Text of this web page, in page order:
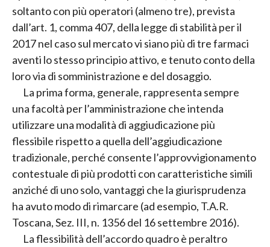
soltanto con più operatori (almeno tre), prevista
dall’art. 1, comma 407, della legge di stabilità per il
2017 nel caso sul mercato vi siano più di tre farmaci
aventi lo stesso principio attivo, e tenuto conto della
loro via di somministrazione e del dosaggio.
La prima forma, generale, rappresenta sempre
una facoltà per l’amministrazione che intenda
utilizzare una modalità di aggiudicazione più
flessibile rispetto a quella dell’aggiudicazione
tradizionale, perché consente l’approvvigionamento
contestuale di più prodotti con caratteristiche simili
anziché di uno solo, vantaggi che la giurisprudenza
ha avuto modo di rimarcare (ad esempio, T.A.R.
Toscana, Sez. III, n. 1356 del 16 settembre 2016).
La flessibilità dell’accordo quadro è peraltro